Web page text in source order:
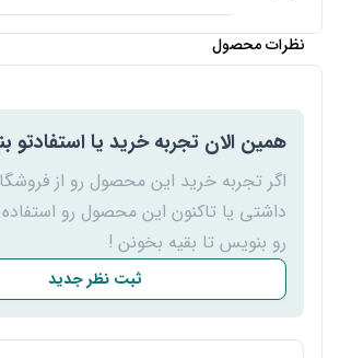
نظرات محصول
همین الان تجربه خرید یا استفادتو
اگر تجربه خرید این محصول رو از
داشتی یا تاکنون این محصول رو
رو بنویس تا بقیه بخونن !
ثبت نظر جدید